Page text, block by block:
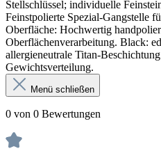
Stellschlüssel; individuelle
Feinstpolierte Spezial-Gangstelle
Oberfläche: Hochwertig
Oberflächenverarbeitung. Black:
allergieneutrale Titan-
Gewichtsverteilung.
Menü schließen
0 von 0 Bewertungen